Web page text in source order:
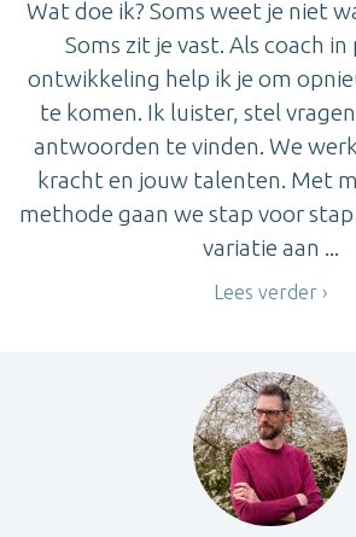
Wat doe ik? Soms weet je niet
Soms zit je vast. Als coach
ontwikkeling help ik je om
te komen. Ik luister, stel
antwoorden te vinden. We
kracht en jouw talenten. Met
methode gaan we stap voor
variatie aan ...
Lees verder